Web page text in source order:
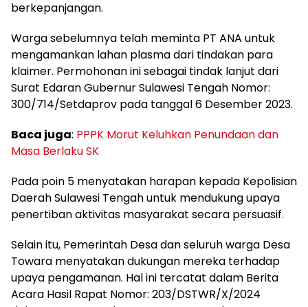
berkepanjangan.
Warga sebelumnya telah meminta PT ANA untuk
mengamankan lahan plasma dari tindakan para
klaimer. Permohonan ini sebagai tindak lanjut dari
Surat Edaran Gubernur Sulawesi Tengah Nomor:
300/714/Setdaprov pada tanggal 6 Desember 2023.
Baca juga: PPPK Morut Keluhkan Penundaan dan
Masa Berlaku SK
Pada poin 5 menyatakan harapan kepada Kepolisian
Daerah Sulawesi Tengah untuk mendukung upaya
penertiban aktivitas masyarakat secara persuasif.
Selain itu, Pemerintah Desa dan seluruh warga Desa
Towara menyatakan dukungan mereka terhadap
upaya pengamanan. Hal ini tercatat dalam Berita
Acara Hasil Rapat Nomor: 203/DSTWR/X/2024